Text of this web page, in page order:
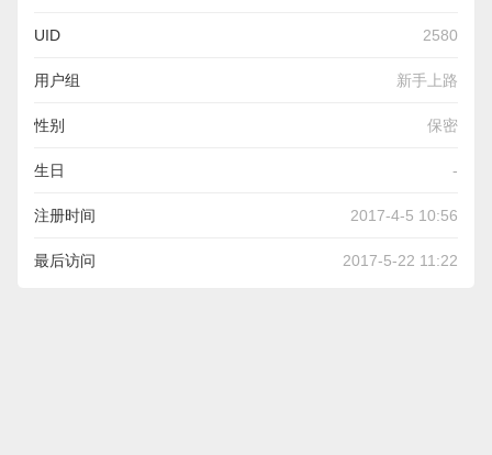
UID 2580
用户组 新手上路
性别 保密
生日 -
注册时间 2017-4-5 10:56
最后访问 2017-5-22 11:22